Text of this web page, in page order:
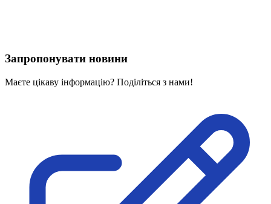
Івано-Франківська область
Київська область
Полтавська область
Рівненська область
Сумська область
Тернопільська область
Запропонувати новини
Маєте цікаву інформацію? Поділіться з нами!